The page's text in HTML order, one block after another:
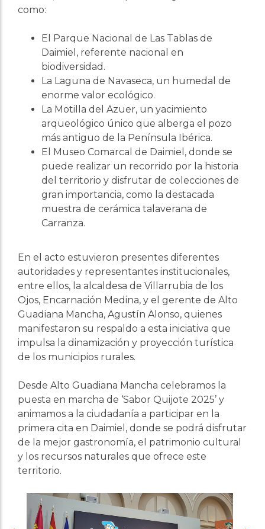
como:
El Parque Nacional de Las Tablas de
Daimiel, referente nacional en
biodiversidad.
La Laguna de Navaseca, un humedal de
enorme valor ecológico.
La Motilla del Azuer, un yacimiento
arqueológico único que alberga el pozo
más antiguo de la Península Ibérica.
El Museo Comarcal de Daimiel, donde se
puede realizar un recorrido por la historia
del territorio y disfrutar de colecciones de
gran importancia, como la destacada
muestra de cerámica talaverana de
Carranza.
En el acto estuvieron presentes diferentes
autoridades y representantes institucionales,
entre ellos, la alcaldesa de Villarrubia de los
Ojos, Encarnación Medina, y el gerente de Alto
Guadiana Mancha, Agustín Alonso, quienes
manifestaron su respaldo a esta iniciativa que
impulsa la dinamización y proyección turística
de los municipios rurales.
Desde Alto Guadiana Mancha celebramos la
puesta en marcha de ‘Sabor Quijote 2025’ y
animamos a la ciudadanía a participar en la
primera cita en Daimiel, donde se podrá disfrutar
de la mejor gastronomía, el patrimonio cultural
y los recursos naturales que ofrece este
territorio.